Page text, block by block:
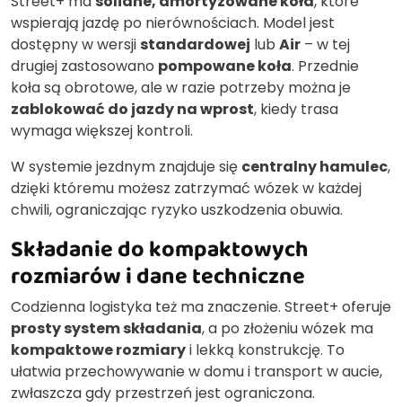
wspierają jazdę po nierównościach. Model jest
dostępny w wersji standardowej lub Air – w tej
drugiej zastosowano pompowane koła. Przednie
koła są obrotowe, ale w razie potrzeby można je
zablokować do jazdy na wprost, kiedy trasa
wymaga większej kontroli.
W systemie jezdnym znajduje się centralny hamulec,
dzięki któremu możesz zatrzymać wózek w każdej
chwili, ograniczając ryzyko uszkodzenia obuwia.
Składanie do kompaktowych
rozmiarów i dane techniczne
Codzienna logistyka też ma znaczenie. Street+ oferuje
prosty system składania, a po złożeniu wózek ma
kompaktowe rozmiaryi lekką konstrukcję. To
ułatwia przechowywanie w domu i transport w aucie,
zwłaszcza gdy przestrzeń jest ograniczona.